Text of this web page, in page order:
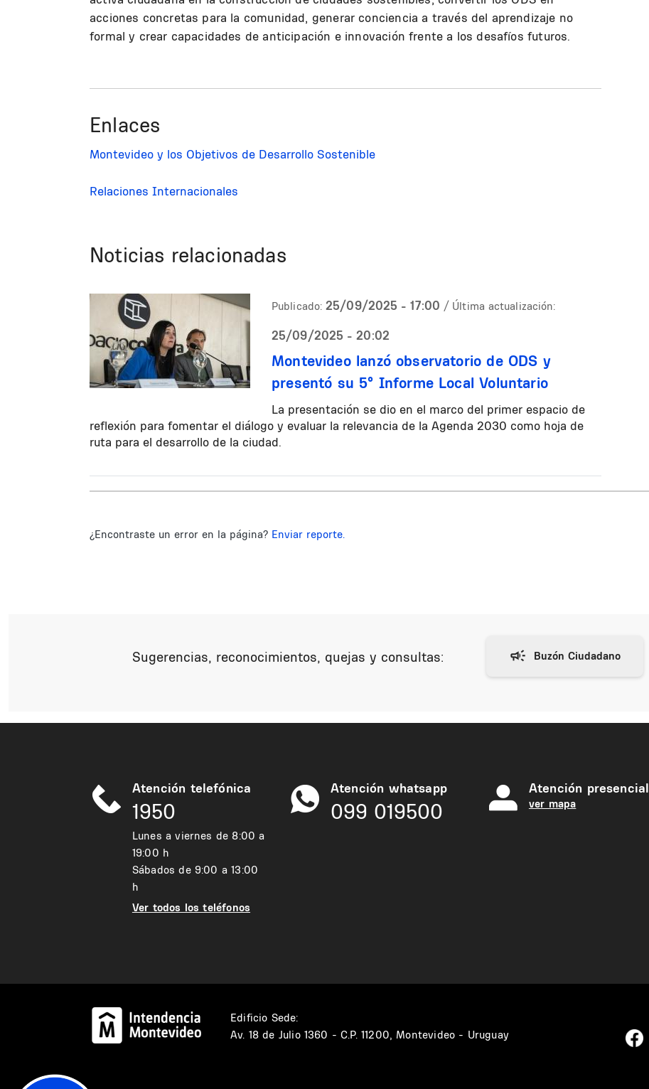
acciones concretas para la comunidad, generar conciencia a través del aprendizaje no
formal y crear capacidades de anticipación e innovación frente a los desafíos futuros.
Enlaces
Montevideo y los Objetivos de Desarrollo Sostenible
Relaciones Internacionales
Noticias relacionadas
Publicado: 25/09/2025 - 17:00 / Última actualización:
25/09/2025 - 20:02
Montevideo lanzó observatorio de ODS y
presentó su 5° Informe Local Voluntario
La presentación se dio en el marco del primer espacio de
reflexión para fomentar el diálogo y evaluar la relevancia de la Agenda 2030 como hoja de
ruta para el desarrollo de la ciudad.
¿Encontraste un error en la página? Enviar reporte.
Sugerencias, reconocimientos, quejas y consultas:
Atención telefónica
1950
Lunes a viernes de 8:00 a
19:00 h
Sábados de 9:00 a 13:00
h
Ver todos los teléfonos
Atención whatsapp
099 019500
Atención presencial
ver mapa
Edificio Sede:
Av. 18 de Julio 1360 - C.P. 11200, Montevideo - Uruguay